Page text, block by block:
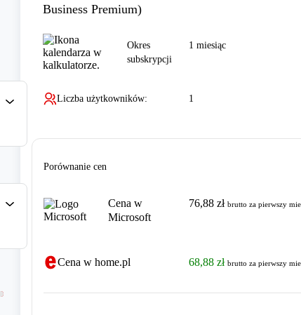
Business Premium)
Okres
subskrypcji
1 miesiąc
Liczba użytkowników: 1
Porównanie cen
Cena w
Microsoft
76,88 zł brutto za pierwszy
Cena w home.pl 68,88 zł brutto za pierwszy